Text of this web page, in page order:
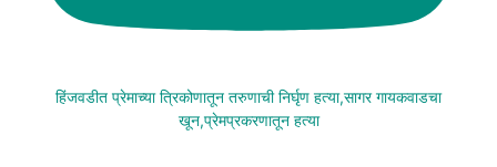
हिंजवडीत प्रेमाच्या त्रिकोणातून तरुणाची निर्घृण हत्या,सागर गायकवाडचा
खून,प्रेमप्रकरणातून हत्या